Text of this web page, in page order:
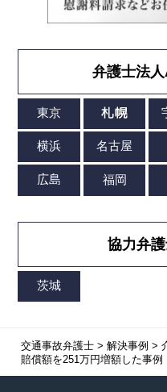
弁護士法
協力弁
交通事故弁護士> 解決事例 >
賠償額を251万円増額した事例